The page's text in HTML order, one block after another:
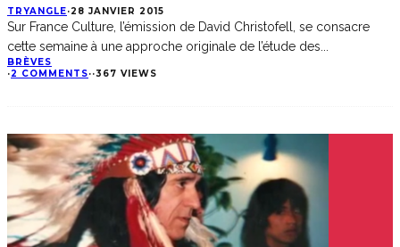
TRYANGLE·28 JANVIER 2015
Sur France Culture, l’émission de David Christofell, se consacre
cette semaine à une approche originale de l’étude des
BRÈVES
·2 COMMENTS··367 VIEWS